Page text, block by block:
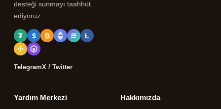
desteği sunmayı taahhüt
ediyoruz.
₮ $ ₿ Ł
TelegramX / Twitter
Yardım Merkezi Hakkımızda